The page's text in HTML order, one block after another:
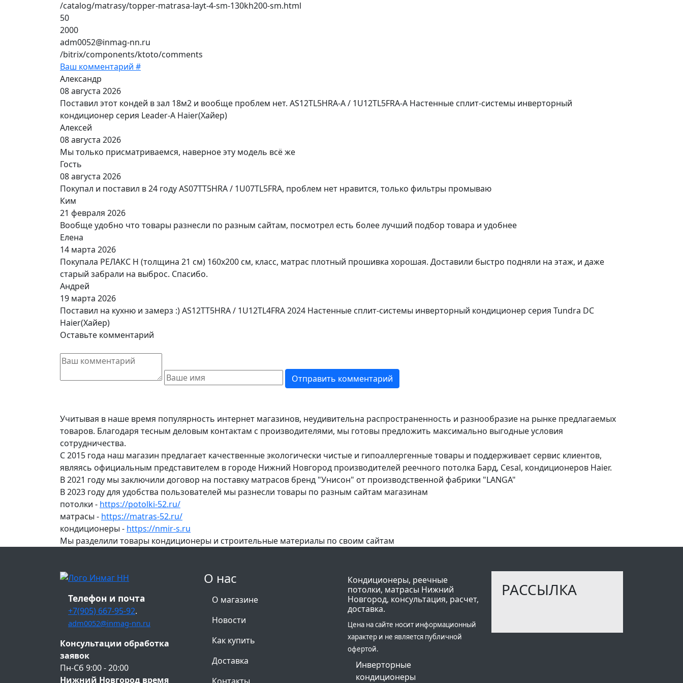
/catalog/matrasy/topper-matrasa-layt-4-sm-130kh200-sm.html
50
2000
adm0052@inmag-nn.ru
/bitrix/components/ktoto/comments
Ваш комментарий #
Александр
08 августа 2026
Поставил этот кондей в зал 18м2 и вообще проблем нет. AS12TL5HRA-A / 1U12TL5FRA-A Настенные сплит-системы инверторный
кондиционер серия Leader-A Haier(Хайер)
Алексей
08 августа 2026
Мы только присматриваемся, наверное эту модель всё же
Гость
08 августа 2026
Покупал и поставил в 24 году AS07TT5HRA / 1U07TL5FRA, проблем нет нравится, только фильтры промываю
Ким
21 февраля 2026
Вообще удобно что товары разнесли по разным сайтам, посмотрел есть более лучший подбор товара и удобнее
Елена
14 марта 2026
Покупала РЕЛАКС Н (толщина 21 см) 160х200 см, класс, матрас плотный прошивка хорошая. Доставили быстро подняли на этаж, и даже
старый забрали на выброс. Спасибо.
Андрей
19 марта 2026
Поставил на кухню и замерз :) AS12TT5HRA / 1U12TL4FRA 2024 Настенные сплит-системы инверторный кондиционер серия Tundra DC
Haier(Хайер)
Оставьте комментарий
Учитывая в наше время популярность интернет магазинов, неудивительна распространенность и разнообразие на рынке предлагаемых
товаров. Благодаря тесным деловым контактам с производителями, мы готовы предложить максимально выгодные условия
сотрудничества.
С 2015 года наш магазин предлагает качественные экологически чистые и гипоаллергенные товары и поддерживает сервис клиентов,
являясь официальным представителем в городе Нижний Новгород производителей реечного потолка Бард, Cesal, кондиционеров Haier.
В 2021 году мы заключили договор на поставку матрасов бренд "Унисон" от производственной фабрики "LANGA"
В 2023 году для удобства пользователей мы разнесли товары по разным сайтам магазинам
потолки - https://potolki-52.ru/
матрасы - https://matras-52.ru/
кондиционеры - https://nmir-s.ru
Мы разделили товары кондиционеры и строительные материалы по своим сайтам
О нас
О магазине
Новости
Как купить
Доставка
Кондиционеры, реечные
потолки, матрасы Нижний
Новгород, консультация, расчет,
доставка.
Цена на сайте носит информационный
характер и не является публичной
офертой.
Инверторные
кондиционеры
РАССЫЛКА
Телефон и почта
+7(905) 667-95-92.
adm0052@inmag-nn.ru
Консультации обработка
заявок
Пн-Сб 9:00 - 20:00
Нижний Новгород время